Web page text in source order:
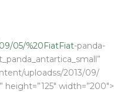
05/%20FiatFiat-panda-
uploadss/2013/09/
height=”125″ width=”200″>